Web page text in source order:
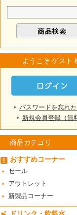
ようこそ ゲスト
パスワードを忘れ
新規会員登録（無
商品カテゴリ
おすすめコーナー
セール
アウトレット
新製品コーナー